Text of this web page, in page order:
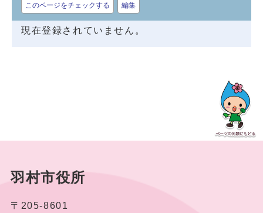
このページをチェックする 編集
現在登録されていません。
羽村市役所
〒205-8601